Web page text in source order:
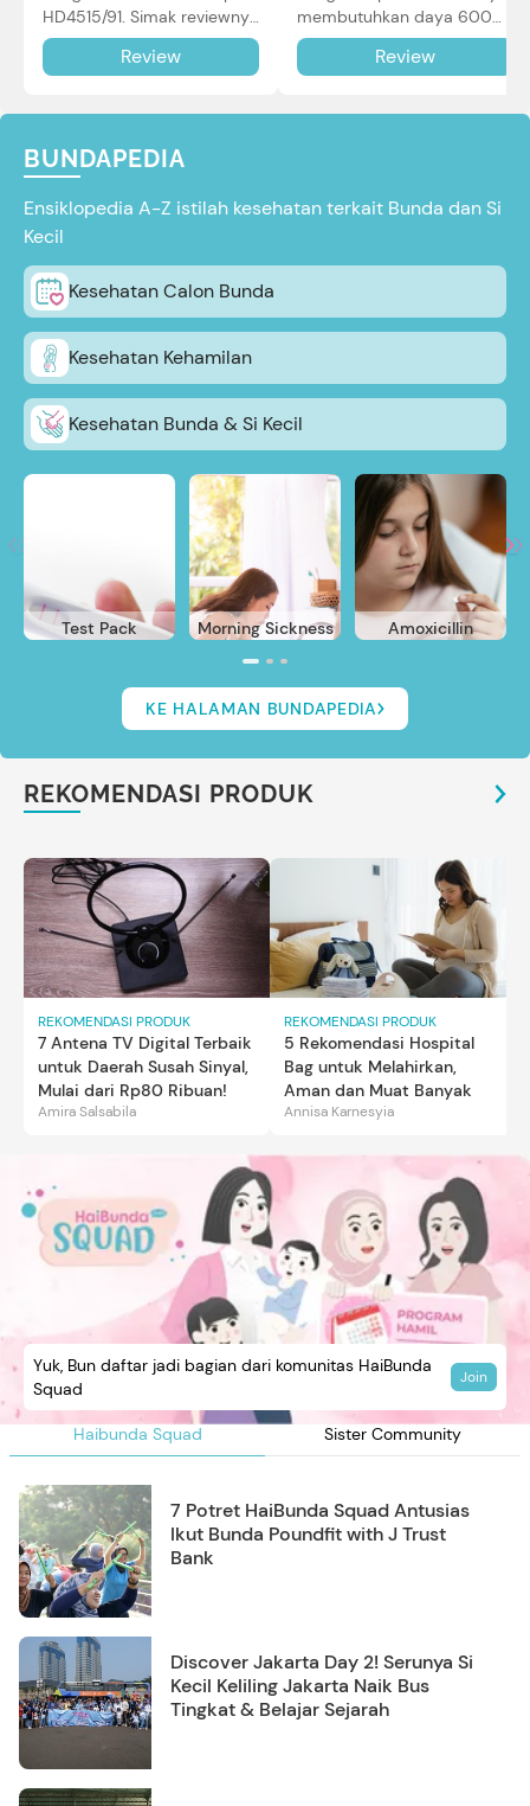
HD4515/91. Simak reviewnya
di sini.
Review
membutuhkan daya 600W
dalam pemakaian. Simak
review selengkapnya di sini.
Review
BUNDAPEDIA
Ensiklopedia A-Z istilah kesehatan terkait Bunda dan Si
Kecil
Kesehatan Calon Bunda
Kesehatan Kehamilan
Kesehatan Bunda & Si Kecil
Test Pack Morning Sickness Amoxicillin
KE HALAMAN BUNDAPEDIA
REKOMENDASI PRODUK
REKOMENDASI PRODUK
7 Antena TV Digital Terbaik
untuk Daerah Susah Sinyal,
Mulai dari Rp80 Ribuan!
Amira Salsabila
REKOMENDASI PRODUK
5 Rekomendasi Hospital
Bag untuk Melahirkan,
Aman dan Muat Banyak
Annisa Karnesyia
Haibunda Squad Sister Community
Yuk, Bun daftar jadi bagian dari komunitas HaiBunda
Squad
Join
7 Potret HaiBunda Squad Antusias
Ikut Bunda Poundfit with J Trust
Bank
Discover Jakarta Day 2! Serunya Si
Kecil Keliling Jakarta Naik Bus
Tingkat & Belajar Sejarah